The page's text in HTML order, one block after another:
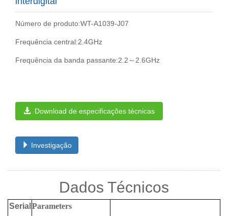
Número de produto:WT-A1039-J07
Frequência central:2.4GHz
Frequência da banda passante:2.2～2.6GHz
Download de especificações técnicas
Investigação
Dados Técnicos
Serial Parameters